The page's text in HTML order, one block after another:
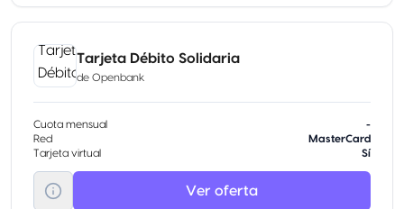
Tarjeta Débito Solidaria
de Openbank
Cuota mensual
-
Red
MasterCard
Tarjeta virtual
Sí
Ver oferta